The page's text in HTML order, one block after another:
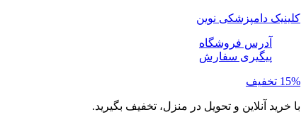
کلینیک دامپزشکی نوین
آدرس فروشگاه
پیگیری سفارش
15% تخفیف
با خرید آنلاین و تحویل در منزل، تخفیف بگیرید.